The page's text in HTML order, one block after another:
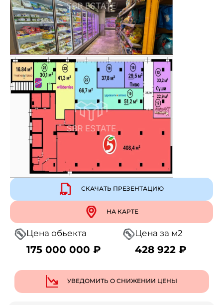
СКАЧАТЬ ПРЕЗЕНТАЦИЮ
НА КАРТЕ
Цена обьекта
175 000 000 ₽
Цена за м2
428 922 ₽
УВЕДОМИТЬ О СНИЖЕНИИ ЦЕНЫ